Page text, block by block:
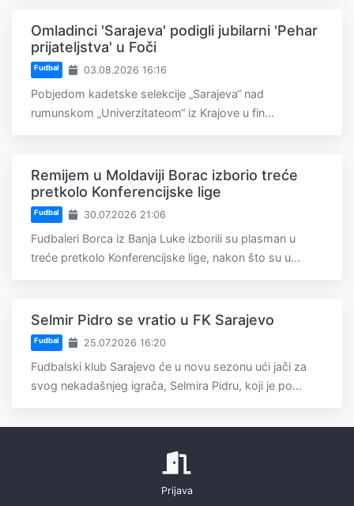
Omladinci 'Sarajeva' podigli jubilarni 'Pehar
prijateljstva' u Foči
Fudbal 03.08.2026 16:16
Pobjedom kadetske selekcije „Sarajeva“ nad
rumunskom „Univerzitateom“ iz Krajove u fin...
Remijem u Moldaviji Borac izborio treće
pretkolo Konferencijske lige
Fudbal 30.07.2026 21:06
Fudbaleri Borca iz Banja Luke izborili su plasman u
treće pretkolo Konferencijske lige, nakon što su u...
Selmir Pidro se vratio u FK Sarajevo
Fudbal 25.07.2026 16:20
Fudbalski klub Sarajevo će u novu sezonu ući jači za
svog nekadašnjeg igrača, Selmira Pidru, koji je po...
Prijava